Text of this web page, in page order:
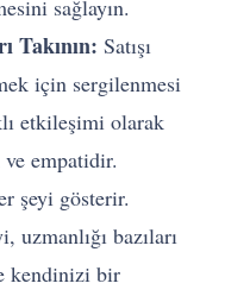
sağlayın.
Takının: Satışı
için sergilenmesi
etkileşimi olarak
empatidir.
şeyi gösterir.
uzmanlığı bazıları
kendinizi bir